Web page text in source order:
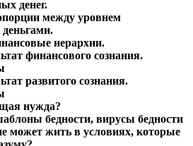
денег.
между уровнем
деньгами.
иерархии.
финансового сознания.
развитого сознания.
нужда?
бедности, вирусы бедности
может жить в условиях, которые